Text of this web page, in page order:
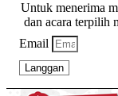
Untuk menerima
dan acara terpilih
Email
Langgan